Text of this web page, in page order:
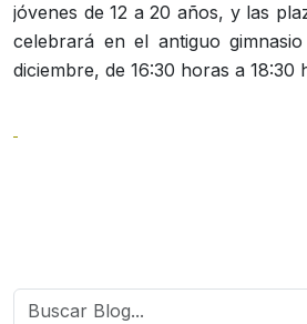
jóvenes de 12 a 20 años, y las
celebrará en el antiguo
diciembre, de 16:30 horas a 18:30